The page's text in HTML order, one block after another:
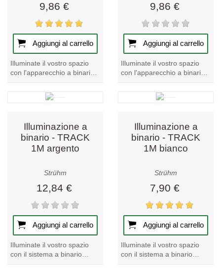
9,86 €
Aggiungi al carrello
Illuminate il vostro spazio
con l'apparecchio a binario
HAGA GU10 Black. Questo
apparecchio a binario di
spicco offre...
9,86 €
Aggiungi al carrello
Illuminate il vostro spazio
con l'apparecchio a binario
HAGA GU10 White. Questo
pezzo forte della nostra
collezione...
Illuminazione a
binario - TRACK
1M argento
Strühm
12,84 €
Aggiungi al carrello
Illuminate il vostro spazio
con il sistema a binario
argentato TRACK 1M, uno
Illuminazione a
binario - TRACK
1M bianco
Strühm
7,90 €
Aggiungi al carrello
Illuminate il vostro spazio
con il sistema a binario
bianco TRACK 1M, uno dei